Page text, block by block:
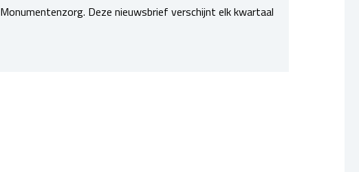
Deze nieuwsbrief verschijnt elk kwartaal